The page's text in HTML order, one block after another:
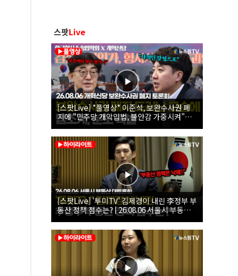
스팟Live
[스팟Live] *풀영상* 이준석, 보완수사권 폐
지에 "민주당 개악입법, 불안감 가중시켜"｜
26.08.06 개혁신당 보완수사권 폐지 토론회
[스팟Live] '투미TV' 김제경이 내린 李정부 부
동산 정책 점수는? | 26.08.06 서울시 부동산
대토론회